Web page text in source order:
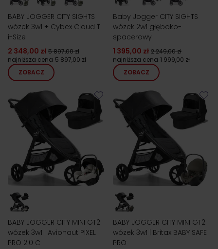
BABY JOGGER CITY SIGHTS
wózek 3w1 + Cybex Cloud T
i-Size
2 348,00 zł 5 897,00 zł
najniższa cena 5 897,00 zł
ZOBACZ
Baby Jogger CITY SIGHTS
wózek 2w1 głęboko-
spacerowy
1 395,00 zł 2 249,00 zł
najniższa cena 1 999,00 zł
ZOBACZ
BABY JOGGER CITY MINI GT2
wózek 3w1 | Avionaut PIXEL
PRO 2.0 C
BABY JOGGER CITY MINI GT2
wózek 3w1 | Britax BABY SAFE
PRO